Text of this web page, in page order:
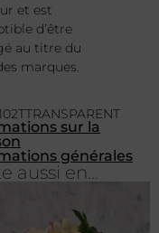
et est
d’être
au titre du
marques.
sur la
générales
aussi en...